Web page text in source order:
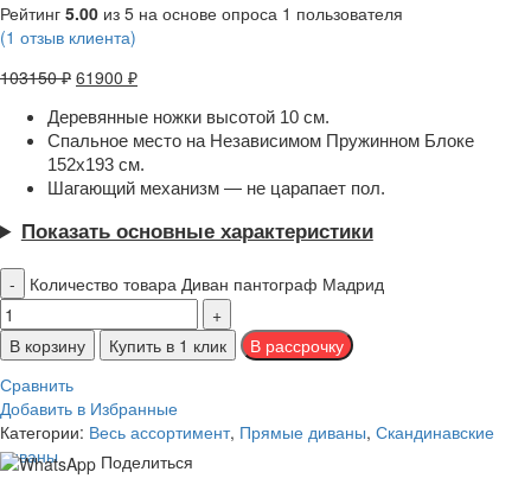
Рейтинг 5.00 из 5 на основе опроса 1 пользователя
(1 отзыв клиента)
103150₽ 61900 ₽
Деревянные ножки высотой 10 см.
Спальное место на Независимом Пружинном Блоке
152х193 см.
Шагающий механизм — не царапает пол.
Показать основные характеристики
Количество товара Диван пантограф Мадрид
В корзину
Купить в 1 клик
Сравнить
Добавить в Избранные
Категории: Весь ассортимент, Прямые диваны, Скандинавские
диваны
Поделиться